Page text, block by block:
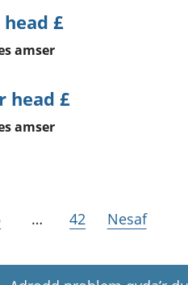
head £
amser
head £
amser
… 42 Nesaf